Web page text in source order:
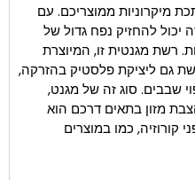
מיקרוניות ממוצריכם. עם
זה יכול להחזיק נפח גדול של
מגנטית זו, המיוצרת
גם ליציקת פלסטיק בהזרקה,
שבבים. סוג זה של מגנט,
מזון בתאים דרכם הוא
קורוזיה, כמו במוצרים